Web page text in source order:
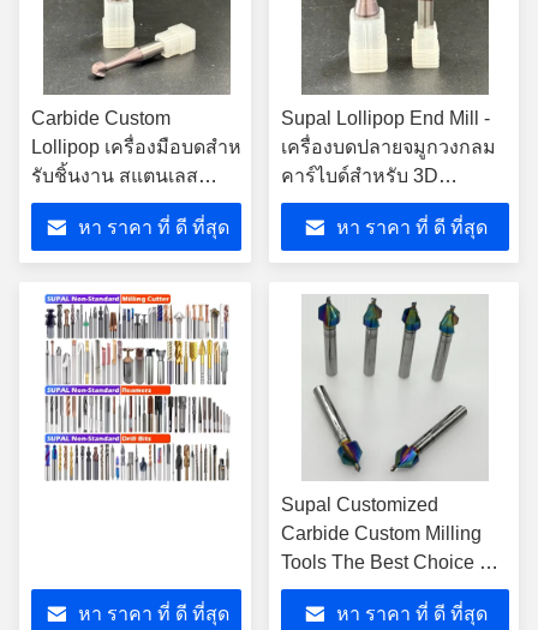
Carbide Custom
Lollipop เครื่องมือบดสําห
รับชิ้นงาน สแตนเลส
คาร์บอน สแตนเลสสแตน
เลสและเครื่อง CNC TTB
หา ราคา ที่ ดี ที่สุด
Supal Lollipop End Mill -
เครื่องบดปลายจมูกวงกลม
คาร์ไบด์สําหรับ 3D
Contouring & Mold
Machiningหา ราคา ที่ ดี ที่สุด
หา ราคา ที่ ดี ที่สุด
Supal Customized
Carbide Custom Milling
Tools The Best Choice For
Wood Machining
หา ราคา ที่ ดี ที่สุด